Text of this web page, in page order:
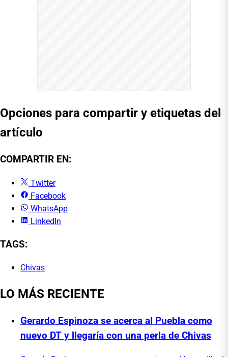
Opciones para compartir y etiquetas del
artículo
COMPARTIR EN:
Twitter
Facebook
WhatsApp
LinkedIn
TAGS:
Chivas
LO MÁS RECIENTE
Gerardo Espinoza se acerca al Puebla como
nuevo DT y llegaría con una perla de Chivas